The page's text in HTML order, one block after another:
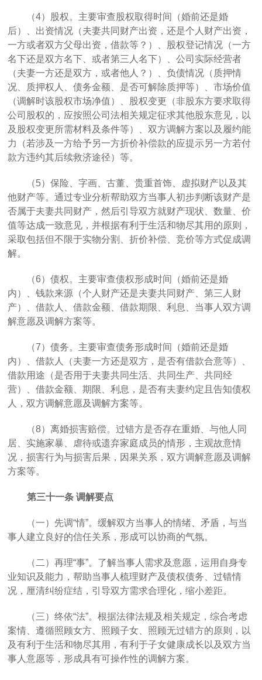
（4）
股权。主要审查股权取得时间（婚前还是婚
后）、出资情况（夫妻共同财产出资，还是个人财产出资，
一方或者双方父母出资，借款等？）、股权登记情况（一方
名下还是双方名下、或者第三人名下）、公司实际经营者
（夫妻一方还是双方，或者他人？）、负债情况（质押情
况、质押权人、债务金额、是否可解除质押等）、市场价值
（调解时该股权市场净值）、股权变更（非股东方要求取得
公司股权的，应按照公司法相关规定征求其他股东意见，以
及股权变更所需材料及条件等）、双方调解方案以及履约能
力（若涉及一方给予另一方折价补偿款的应提示另一方若付
款方违约其后续救济途径）等。
（5）保险、字画、古董、贵重首饰、虚拟财产以及其
他财产等。通过专业分析帮助双方当事人初步判断该财产是
否属于夫妻共同财产，然后引导双方就财产现状、数量、价
值等达成一致意见，并根据有利于生活和物尽其用 的原则
，
采取包括但不限于实物分割、折价补偿、竞价等方式促成调
解。
（6）债权。主要审查债权形成时间（婚前还是婚
内）、钱款来源（个人财产还是夫妻共同财产、第三人财
产）、借款人、借款金额、借款期限、利息、当事人双方调
解意愿及调解方案等。
（7）债务。主要审查债务形成时间（婚前还是婚
内）、借款人（夫妻一方还是双方，是否有借款合意等）、
借款用途（是否用于夫妻共同生活、共同生产、共同经
营）、借款金额、期限、利息，是否有夫妻约定且告知债权
人，双方调解意愿及调解方案等。
（8）离婚损害赔偿。过错方是否存在重婚、与他人同
居、实施家暴、虐待或遗弃家庭成员的情形， 主观故意情
况 ，损害行为与损害后果 ， 因果关系，双方调解意愿及调解
方案等。
第三十一条 调解要点
（一）先调“情”。缓解双方当事人的情绪、矛盾，与当
事人建立良好的信任关系，形成可以协商的气氛。
（二）再理“事”。了解当事人需求及意愿，运用自身专
业知识及能力，帮助当事人梳理财产及债权债务、过错情
况，厘清纠纷症结，引导双方需求合理化，缩小差距。
（三）终依“法”。根据法律法规及相关规定，综合考虑
案情、遵循照顾女方、照顾子女、照顾无过错方的原则，以
及有利于生活和物尽其用，有利于子女健康成长以及双方当
事人意愿等，形成具有可操作性的调解方案。